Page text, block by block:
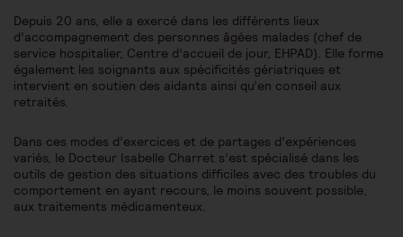
Depuis 20 ans, elle a exercé dans les différents lieux
d’accompagnement des personnes âgées malades (chef de
service hospitalier, Centre d’accueil de jour, EHPAD). Elle forme
également les soignants aux spécificités gériatriques et
intervient en soutien des aidants ainsi qu’en conseil aux
retraités.
Dans ces modes d’exercices et de partages d’expériences
variés, le Docteur Isabelle Charret s’est spécialisé dans les
outils de gestion des situations difficiles avec des troubles du
comportement en ayant recours, le moins souvent possible,
aux traitements médicamenteux.